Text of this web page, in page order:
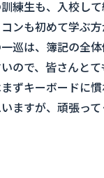
練生も、入校し
ンも初めて学ぶ
巡は、簿記の全
ので、皆さんとて
ずキーボードに
ますが、頑張って